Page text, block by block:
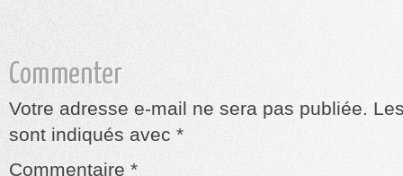
Commenter
Votre adresse e-mail ne sera pas publiée.
sont indiqués avec *
Commentaire *